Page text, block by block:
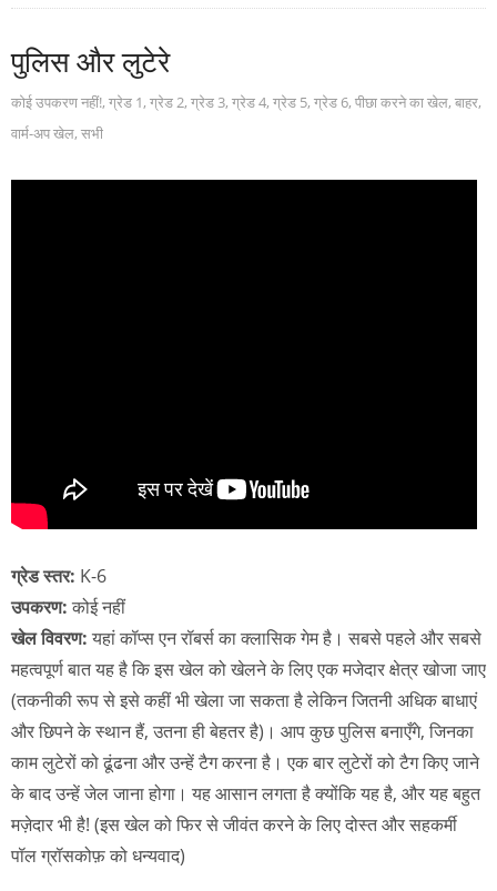
पुलिस और लुटेरे
कोई उपकरण नहीं!, ग्रेड 1, ग्रेड 2, ग्रेड 3, ग्रेड 4, ग्रेड 5, ग्रेड 6, पीछा करने का खेल, बाहर,
वार्म-अप खेल, सभी
ग्रेड स्तर: K-6
उपकरण: कोई नहीं
खेल विवरण: यहां कॉप्स एन रॉबर्स का क्लासिक गेम है। सबसे पहले और सबसे
महत्वपूर्ण बात यह है कि इस खेल को खेलने के लिए एक मजेदार क्षेत्र खोजा जाए
(तकनीकी रूप से इसे कहीं भी खेला जा सकता है लेकिन जितनी अधिक बाधाएं
और छिपने के स्थान हैं, उतना ही बेहतर है)। आप कुछ पुलिस बनाएँगे, जिनका
काम लुटेरों को ढूंढना और उन्हें टैग करना है। एक बार लुटेरों को टैग किए जाने
के बाद उन्हें जेल जाना होगा। यह आसान लगता है क्योंकि यह है, और यह बहुत
मज़ेदार भी है! (इस खेल को फिर से जीवंत करने के लिए दोस्त और सहकर्मी
पॉल ग्रॉसकोफ़ को धन्यवाद)